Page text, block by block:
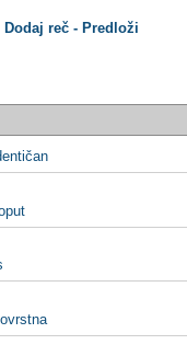
Dodaj reč - Predloži